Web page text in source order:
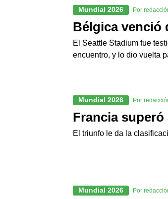
Mundial 2026 Por
Bélgica venció
El Seattle Stadium fue
encuentro, y lo dio vuelta
Mundial 2026 Por
Francia superó
El triunfo le da la
Mundial 2026 Por